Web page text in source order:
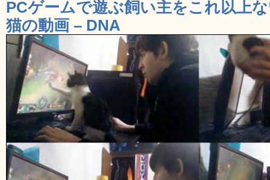
PCゲームで遊ぶ飼い主をこれ以上
猫の動画 – DNA